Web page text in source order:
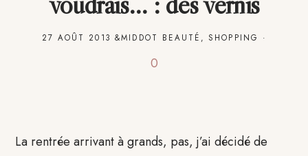
27 AOÛT 2013 &MIDDOT BEAUTÉ ,SHOPPING ·
0
La rentrée arrivant à grands, pas, j’ai décidé de